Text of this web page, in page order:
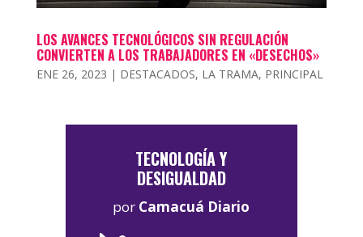
LOS AVANCES TECNOLÓGICOS SIN REGULACIÓN
CONVIERTEN A LOS TRABAJADORES EN «DESECHOS»
ENE 26, 2023 | DESTACADOS, LA TRAMA, PRINCIPAL
TECNOLOGÍA Y
DESIGUALDAD
por Camacuá Diario